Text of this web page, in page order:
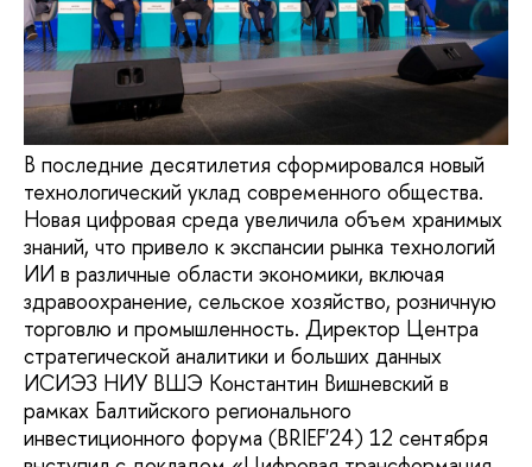
В последние десятилетия сформировался новый
технологический уклад современного общества.
Новая цифровая среда увеличила объем хранимых
знаний, что привело к экспансии рынка технологий
ИИ в различные области экономики, включая
здравоохранение, сельское хозяйство, розничную
торговлю и промышленность. Директор Центра
стратегической аналитики и больших данных
ИСИЭЗ НИУ ВШЭ Константин Вишневский в
рамках Балтийского регионального
инвестиционного форума (BRIEF'24) 12 сентября